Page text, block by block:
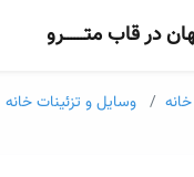
در قاب متــــــرو
وسایل و تزئینات خانه